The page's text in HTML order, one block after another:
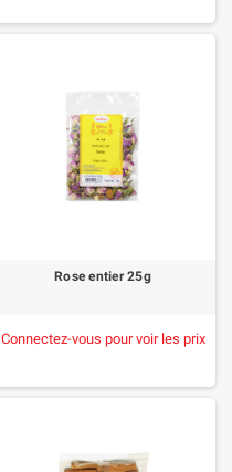
Rose entier 25g
Connectez-vous pour voir les prix